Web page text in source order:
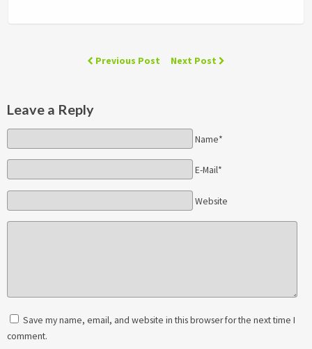
Previous Post Next Post
Leave a Reply
Name*
E-Mail*
Website
Save my name, email, and website in this browser for the next time I
comment.